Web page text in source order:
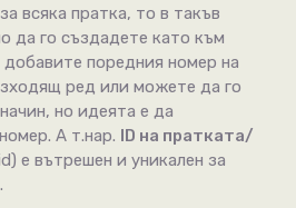
всяка пратка, то в такъв
да го създадете като към
поредния номер на
ред или можете да го
но идеята е да
А т.нар. ID на пратката/
е вътрешен и уникален за